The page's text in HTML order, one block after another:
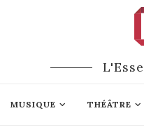
MUSIQUE THÉÂTRE